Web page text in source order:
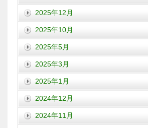
2025年12月
2025年10月
2025年5月
2025年3月
2025年1月
2024年12月
2024年11月